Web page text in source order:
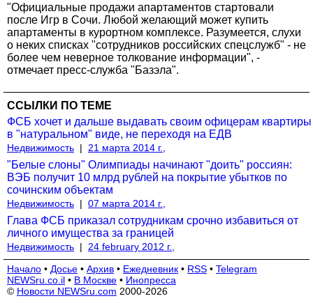
"Официальные продажи апартаментов стартовали
после Игр в Сочи. Любой желающий может купить
апартаменты в курортном комплексе. Разумеется, слухи
о неких списках "сотрудников российских спецслужб" - не
более чем неверное толкование информации", -
отмечает пресс-служба "Базэла".
ССЫЛКИ ПО ТЕМЕ
ФСБ хочет и дальше выдавать своим офицерам квартиры
в "натуральном" виде, не переходя на ЕДВ
Недвижимость | 21 марта 2014 г.,
"Белые слоны" Олимпиады начинают "доить" россиян:
ВЭБ получит 10 млрд рублей на покрытие убытков по
сочинским объектам
Недвижимость | 07 марта 2014 г.,
Глава ФСБ приказал сотрудникам срочно избавиться от
личного имущества за границей
Недвижимость |
24 february 2012 г.,
Начало • Досье • Архив • Ежедневник • RSS • Telegram
NEWSru.co.il • В Москве • Инопресса
© Новости NEWSru.com 2000-2026